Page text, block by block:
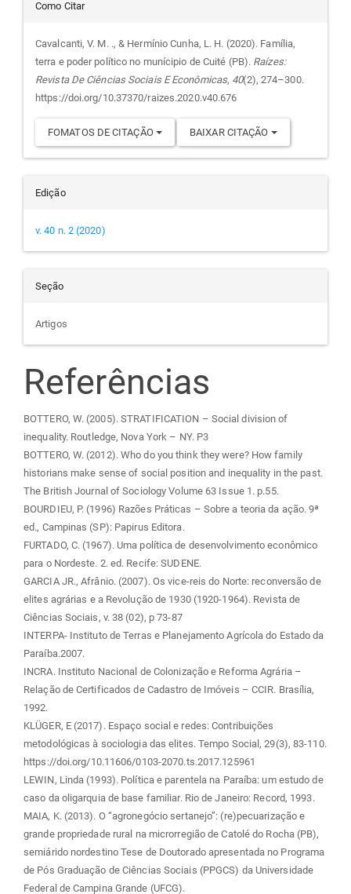
do
artigo
Como Citar
Cavalcanti, V. M. ., & Hermínio Cunha, L. H. (2020). Família,
terra e poder político no munícipio de Cuité (PB). Raízes:
Revista De Ciências Sociais E Econômicas, 40(2), 274–300.
https://doi.org/10.37370/raizes.2020.v40.676
FOMATOS DE CITAÇÃO BAIXAR CITAÇÃO
Edição
v. 40 n. 2 (2020)
Seção
Artigos
Referências
BOTTERO, W. (2005). STRATIFICATION – Social division of
inequality. Routledge, Nova York – NY. P3
BOTTERO, W. (2012). Who do you think they were? How family
historians make sense of social position and inequality in the past.
The British Journal of Sociology Volume 63 Issue 1. p.55.
BOURDIEU, P. (1996) Razões Práticas – Sobre a teoria da ação. 9ª
ed., Campinas (SP): Papirus Editora.
FURTADO, C. (1967). Uma política de desenvolvimento econômico
para o Nordeste. 2. ed. Recife: SUDENE.
GARCIA JR., Afrânio. (2007). Os vice-reis do Norte: reconversão de
elites agrárias e a Revolução de 1930 (1920-1964). Revista de
Ciências Sociais, v. 38 (02), p 73-87
INTERPA- Instituto de Terras e Planejamento Agrícola do Estado da
Paraíba.2007.
INCRA. Instituto Nacional de Colonização e Reforma Agrária –
Relação de Certificados de Cadastro de Imóveis – CCIR. Brasília,
1992.
KLÜGER, E (2017). Espaço social e redes: Contribuições
metodológicas à sociologia das elites. Tempo Social, 29(3), 83-110.
https://doi.org/10.11606/0103-2070.ts.2017.125961
LEWIN, Linda (1993). Política e parentela na Paraíba: um estudo de
caso da oligarquia de base familiar. Rio de Janeiro: Record, 1993.
MAIA, K. (2013). O “agronegócio sertanejo”: (re)pecuarização e
grande propriedade rural na microrregião de Catolé do Rocha (PB),
semiárido nordestino Tese de Doutorado apresentada no Programa
de Pós Graduação de Ciências Sociais (PPGCS) da Universidade
Federal de Campina Grande (UFCG).